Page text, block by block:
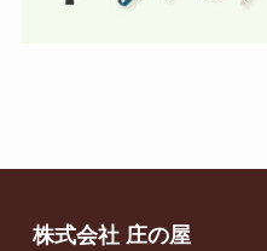
株式会社 庄の屋